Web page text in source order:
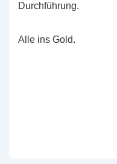
Durchführung.
Alle ins Gold.